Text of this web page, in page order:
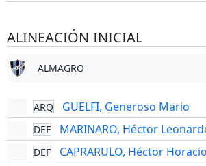
ALINEACIÓN INICIAL
ALMAGRO
ARQ GUELFI, Generoso Mario
DEF MARINARO, Héctor
DEF CAPRARULO, Héctor Horacio